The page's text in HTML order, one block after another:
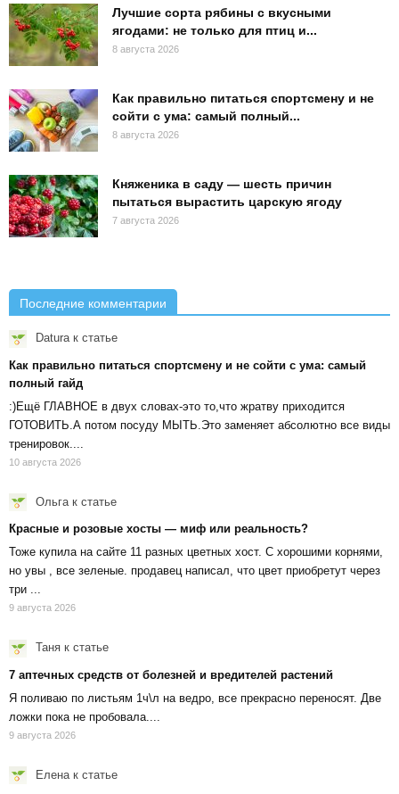
Лучшие сорта рябины с вкусными
ягодами: не только для птиц и...
8 августа 2026
Как правильно питаться спортсмену и не
сойти с ума: самый полный...
8 августа 2026
Княженика в саду — шесть причин
пытаться вырастить царскую ягоду
7 августа 2026
Последние комментарии
Daturaк статье
Как правильно питаться спортсмену и не сойти с ума: самый
полный гайд
:)Ещё ГЛАВНОЕ в двух словах-это то,что жратву приходится
ГОТОВИТЬ.А потом посуду МЫТЬ.Это заменяет абсолютно все виды
тренировок....
10 августа 2026
Ольга к статье
Красные и розовые хосты — миф или реальность?
Тоже купила на сайте 11 разных цветных хост. С хорошими корнями,
но увы , все зеленые. продавец написал, что цвет приобретут через
три ...
9 августа 2026
Таня к статье
7 аптечных средств от болезней и вредителей растений
Я поливаю по листьям 1ч\л на ведро, все прекрасно переносят. Две
ложки пока не пробовала....
9 августа 2026
Елена к статье